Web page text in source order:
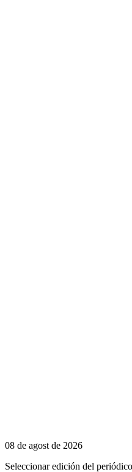
08 de agost de 2026
Seleccionar edición del periódico